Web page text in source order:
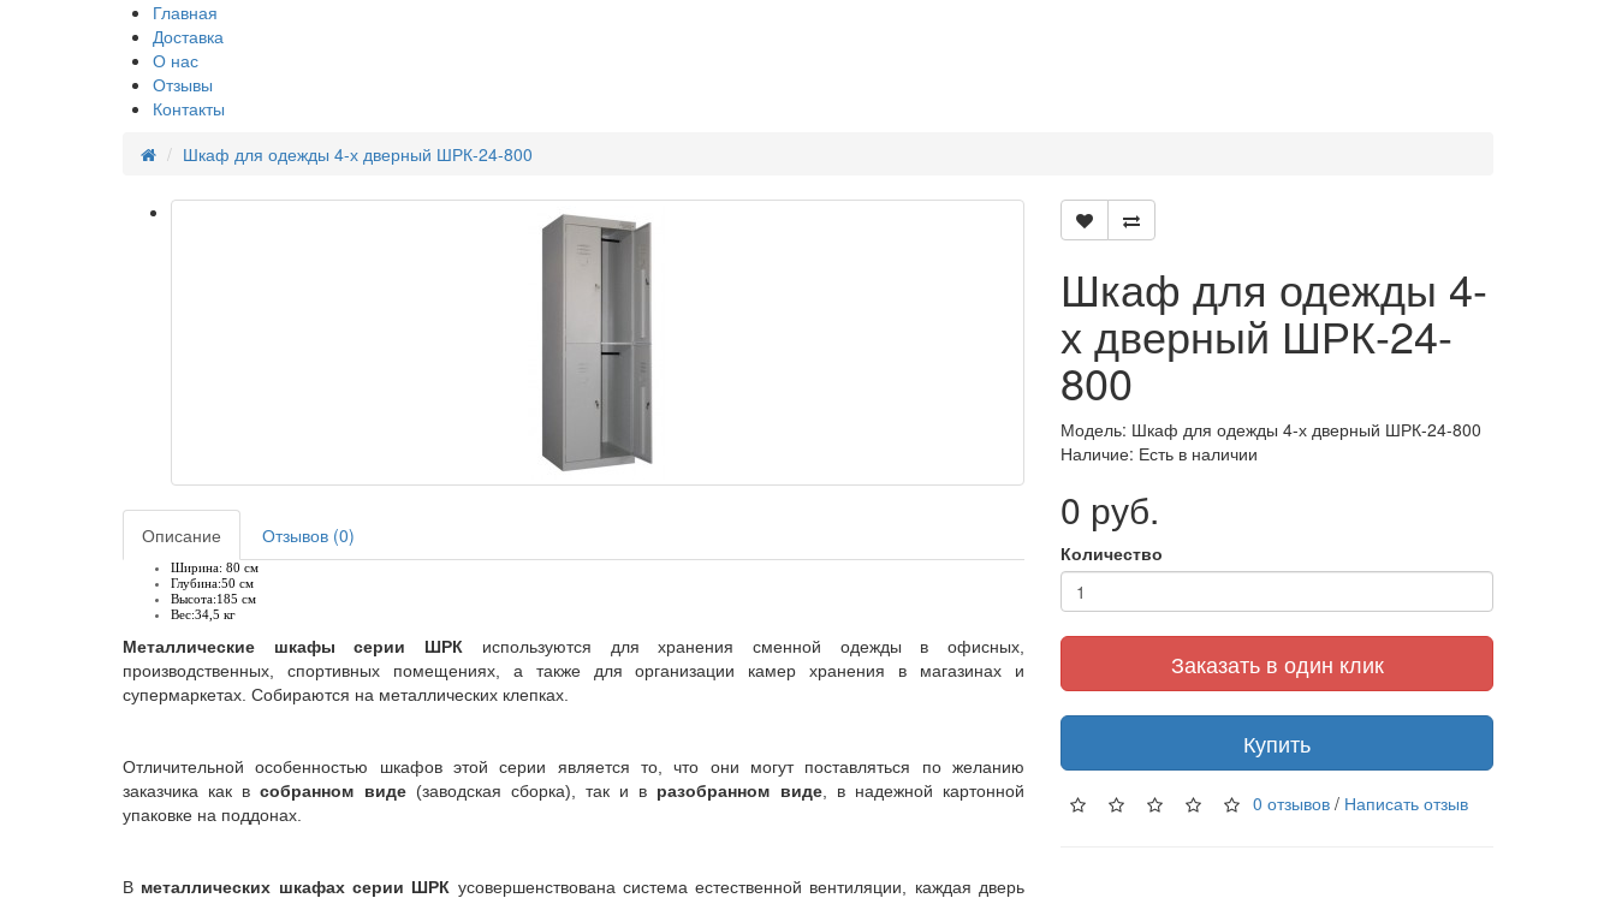
Главная
Доставка
О нас
Отзывы
Контакты
Шкаф для одежды 4-х дверный ШРК-24-800
Описание Отзывов (0)
Ширина: 80 см
Глубина:50 см
Высота:185 см
Вес:34,5 кг
Металлические шкафы серии ШРК используются для хранения сменной одежды в офисных,
производственных, спортивных помещениях, а также для организации камер хранения в магазинах и
супермаркетах. Собираются на металлических клепках.
Отличительной особенностью шкафов этой серии является то, что они могут поставляться по желанию
заказчика как всобранном виде(заводская сборка), так и в разобранном виде, в надежной картонной
упаковке на поддонах.
В металлических шкафах серии ШРК усовершенствована система естественной вентиляции, каждая дверь
Шкаф для одежды 4-
х дверный ШРК-24-
800
Модель: Шкаф для одежды 4-х дверный ШРК-24-800
Наличие: Есть в наличии
0 руб.
Количество
Заказать в один клик
Купить
0 отзывов / Написать отзыв